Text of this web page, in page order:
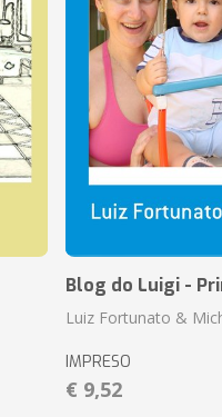
Blog do Luigi -
Luiz Fortunato &
IMPRESO
€ 9,52